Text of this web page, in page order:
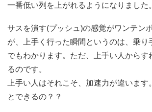
一番低い列を上がれるようになりました。
サスを潰す(プッシュ)の感覚がワンテン
が、上手く行った瞬間というのは、乗り
でもわかります。ただ、上手い人からす
るのです。
上手い人はそれこそ、加速力が違います
とできるの？？